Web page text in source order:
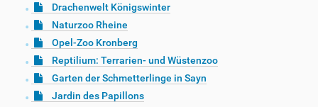
Drachenwelt Königswinter
Naturzoo Rheine
Opel-Zoo Kronberg
Reptilium: Terrarien- und Wüstenzoo
Garten der Schmetterlinge in Sayn
Jardin des Papillons